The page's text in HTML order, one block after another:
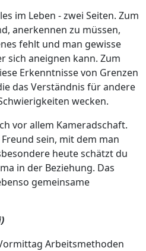
im Leben - zwei Seiten. Zum
anerkennen zu müssen,
fehlt und man gewisse
sich aneignen kann. Zum
Erkenntnisse von Grenzen
das Verständnis für andere
wecken.
vor allem Kameradschaft.
sein, mit dem man
heute schätzt du
in der Beziehung. Das
gemeinsame
Arbeitsmethoden